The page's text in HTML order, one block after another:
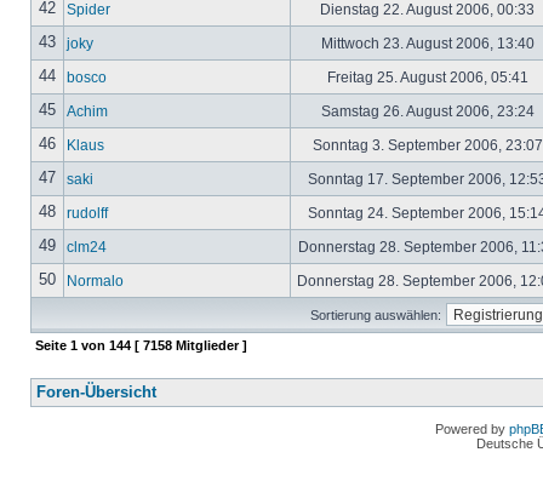
42 Spider Dienstag 22. August 2006, 00:33
43 joky Mittwoch 23. August 2006, 13:40
44 bosco Freitag 25. August 2006, 05:41
45 Achim Samstag 26. August 2006, 23:24
46 Klaus Sonntag 3. September 2006,
47 saki Sonntag 17. September 2006,
48 rudolff Sonntag 24. September 2006,
49 clm24 Donnerstag 28. September 2006,
50 Normalo Donnerstag 28. September 2006,
Sortierung auswählen:
Seite 1 von 144 [ 7158 Mitglieder ]
Foren-Übersicht
Powered by
Deutsche